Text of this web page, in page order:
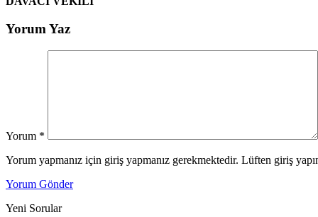
Yorum Yaz
Yorum *
Yorum yapmanız için giriş yapmanız gerekmektedir. Lüften giriş
Yorum Gönder
Yeni Sorular